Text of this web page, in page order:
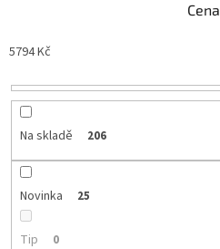
o
u
ů
Cena
5794Kč
Na skladě 206
Novinka 25
Tip 0